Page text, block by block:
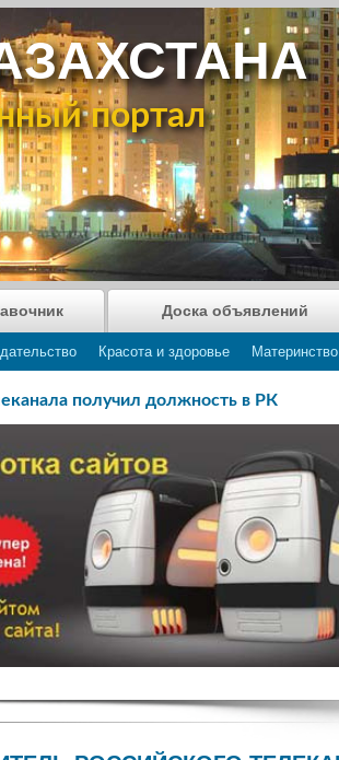
портал
Красота и здоровье
Доска объявлений
получил должность в РК